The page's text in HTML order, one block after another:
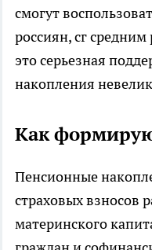
смогут
россиян, сг
это серьезная
накопления
Как
Пенсионные
страховых взносов
материнского